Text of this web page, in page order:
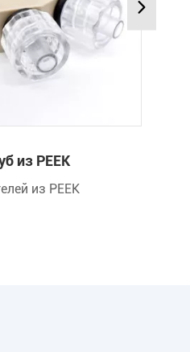
из PEEK
из PEEK